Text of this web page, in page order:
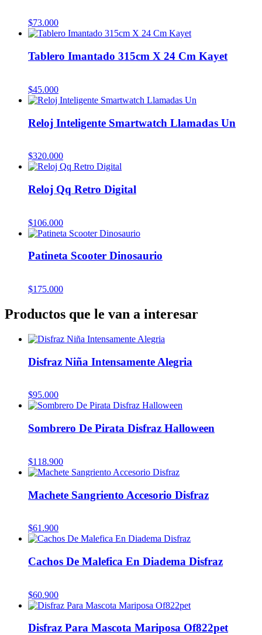
$73.000
Tablero Imantado 315cm X 24 Cm Kayet
$45.000
Reloj Inteligente Smartwatch Llamadas Un
$320.000
Reloj Qq Retro Digital
$106.000
Patineta Scooter Dinosaurio
$175.000
Productos que le van a interesar
Disfraz Niña Intensamente Alegria
$95.000
Sombrero De Pirata Disfraz Halloween
$118.900
Machete Sangriento Accesorio Disfraz
$61.900
Cachos De Malefica En Diadema Disfraz
$60.900
Disfraz Para Mascota Mariposa Of822pet